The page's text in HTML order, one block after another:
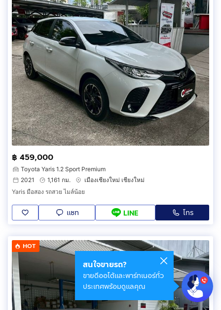
฿ 459,000
Toyota Yaris 1.2 Sport Premium
2021
1,161 กม.
เมืองเชียงใหม่ เชียงใหม่
Yaris มือสอง รถสวย ไมล์น้อย
แชท LINE โทร
HOT
สนใจขายรถ?
ขายดีออโต้และพาร์ทเนอร์ทั่ว
ประเทศพร้อมดูแลคุณ